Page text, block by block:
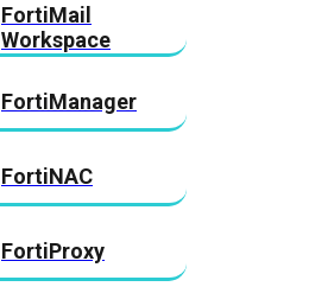
FortiMail
Workspace
FortiManager
FortiNAC
FortiProxy